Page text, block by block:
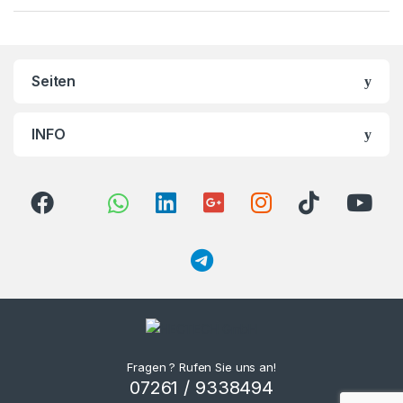
Seiten
INFO
Fragen ? Rufen Sie uns an!
07261 / 9338494